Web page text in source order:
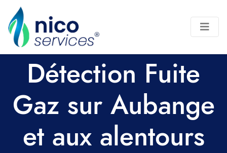
Détection Fuite
Gaz sur Aubange
et aux alentours